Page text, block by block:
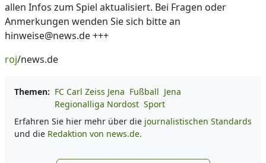
allen Infos zum Spiel aktualisiert. Bei Fragen oder
Anmerkungen wenden Sie sich bitte an
hinweise@news.de +++
roj/news.de
Themen: FC Carl Zeiss Jena Fußball Jena
Regionalliga Nordost Sport
Erfahren Sie hier mehr über die journalistischen Standards
und die Redaktion von news.de.